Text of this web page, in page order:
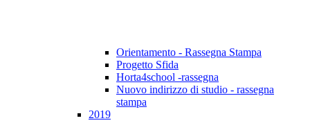
Orientamento - Rassegna Stampa
Progetto Sfida
Horta4school -rassegna
Nuovo indirizzo di studio - rassegna
stampa
2019